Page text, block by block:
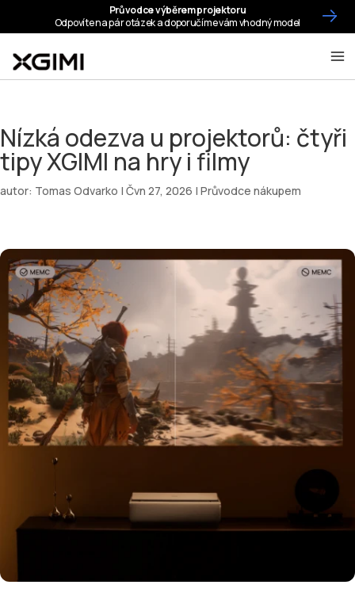
Nízká odezva u projektorů: čtyři
tipy XGIMI na hry i filmy
autor: Tomas Odvarko | Čvn 27, 2026 | Průvodce nákupem